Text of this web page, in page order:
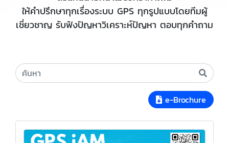
ให้คำปรึกษาทุกเรื่องระบบ GPS ทุกรูปแบบโดยทีมผู้
เชี่ยวชาญ รับฟังปัญหาวิเคราะห์ปัญหา ตอบทุกคำถาม
e-Brochure